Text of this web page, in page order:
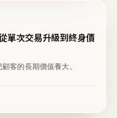
單次交易升級到終身價
客的長期價值養大。